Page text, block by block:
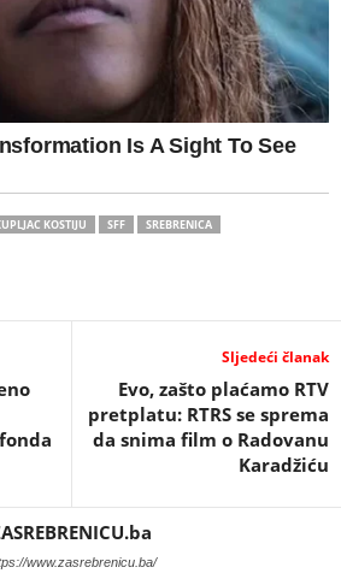
KOSTIJU SFF SREBRENICA
Sljedeći članak
Evo, zašto plaćamo RTV
pretplatu: RTRS se sprema
da snima film o Radovanu
Karadžiću
www.zasrebrenicu.ba/